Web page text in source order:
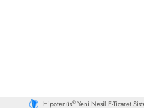
Hipotenüs®Yeni Nesil E-Ticaret